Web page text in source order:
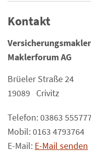
Kontakt
Maklerforum AG
Brüeler Straße 24
19089 Crivitz
Telefon: 03863
Mobil: 0163 4793764
E-Mail: E-Mail senden